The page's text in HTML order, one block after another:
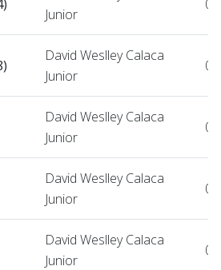
Junior
David Weslley Calaca
Junior
David Weslley Calaca
Junior
David Weslley Calaca
Junior
David Weslley Calaca
Junior